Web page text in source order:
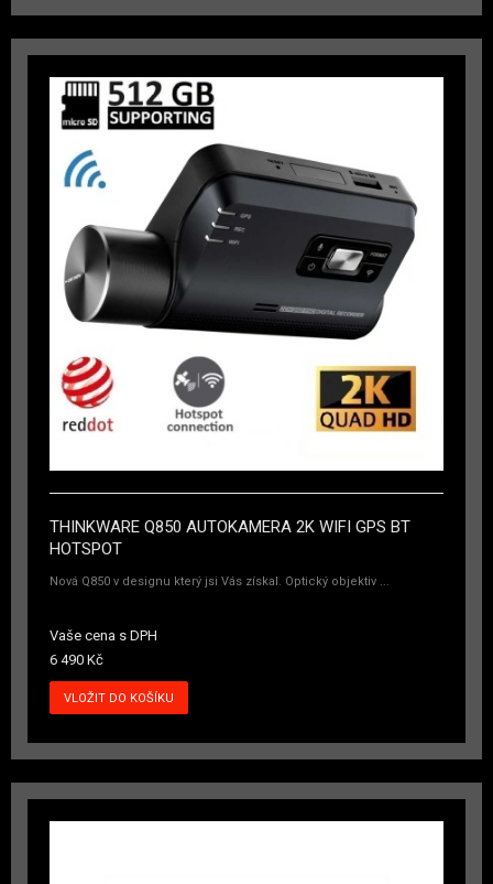
THINKWARE Q850 AUTOKAMERA 2K WIFI GPS BT
HOTSPOT
Nová Q850 v designu který jsi Vás získal. Optický objektiv ...
Vaše cena s DPH
6 490 Kč